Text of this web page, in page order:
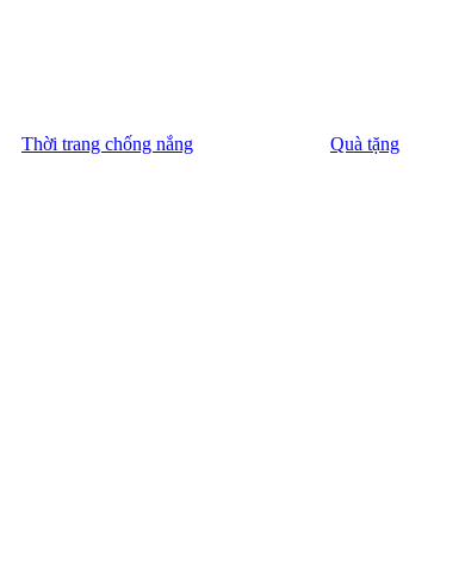
Thời trang chống nắng
Quà tặng